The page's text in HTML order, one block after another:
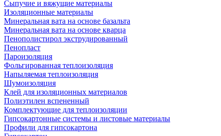
Сыпучие и вяжущие материалы
Изоляционные материалы
Минеральная вата на основе базальта
Минеральная вата на основе кварца
Пенополистирол экструдированный
Пенопласт
Пароизоляция
Фольгированная теплоизоляция
Напыляемая теплоизоляция
Шумоизоляция
Клей для изоляционных материалов
Полиэтилен вспененный
Комплектующие для теплоизоляции
Гипсокартонные системы и листовые материалы
Профили для гипсокартона